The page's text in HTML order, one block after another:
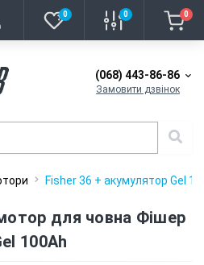
0 0 0
(068) 443-86-86
Замовити дзвінок
Fisher 36 + акумулятор Gel
для човна Фішер
100Ah